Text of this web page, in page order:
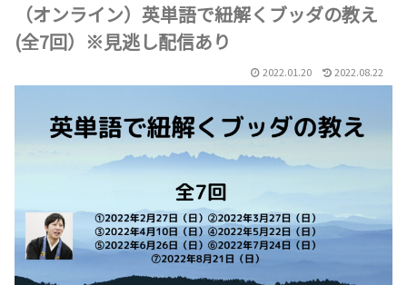
（オンライン）英単語で紐解くブッダの教え
(全7回）※見逃し配信あり
2022.01.20 2022.08.22